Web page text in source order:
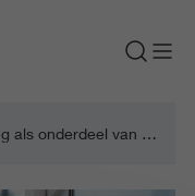
Teach the teacher training als onderdeel van ondernemer-schapsonderwijs